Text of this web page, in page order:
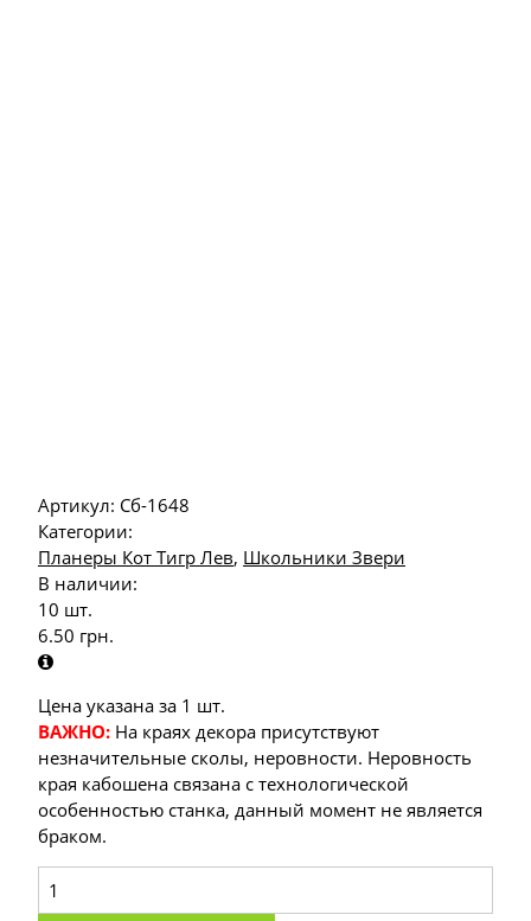
Артикул: Сб-1648
Категории:
Планеры Кот Тигр Лев, Школьники Звери
В наличии:
10 шт.
6.50 грн.
Цена указана за 1 шт.
ВАЖНО: На краях декора присутствуют
незначительные сколы, неровности. Неровность
края кабошена связана с технологической
особенностью станка, данный момент не является
браком.